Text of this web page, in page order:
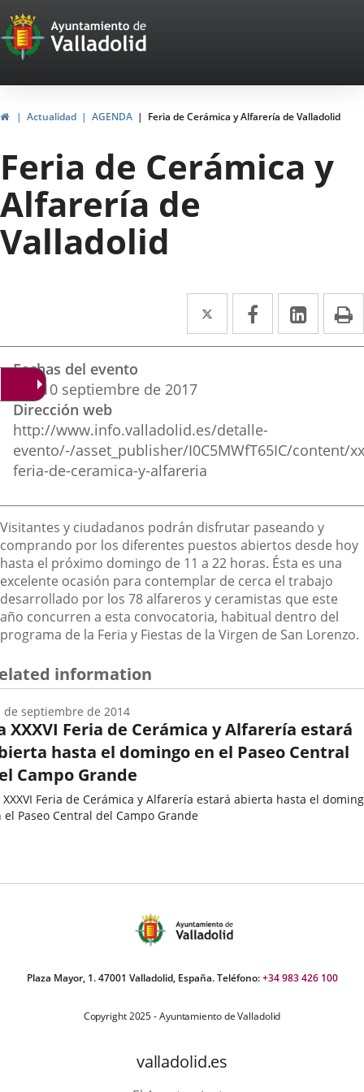
Portal
Web
del
Ayuntamiento
de
Valladolid
HomeActualidad AGENDA Feria de Cerámica y Alfarería de Valladolid
Feria de Cerámica y
Alfarería de
Valladolid
Twitter
Enlace
a
externa.
Facebook
Enlace
a
Enlace
a
del
evento
Fechas del evento
al10 septiembre de 2017
Dirección web
http://www.info.valladolid.es/detalle-
evento/-/asset_publisher/I0C5MWfT65IC/content/
feria-de-ceramica-y-alfareria
Descripción
Visitantes y ciudadanos podrán disfrutar paseando y
comprando por los diferentes puestos abiertos desde hoy
hasta el próximo domingo de 11 a 22 horas. Ésta es una
excelente ocasión para contemplar de cerca el trabajo
desarrollado por los 78 alfareros y ceramistas que este
año concurren a esta convocatoria, habitual dentro del
programa de la Feria y Fiestas de la Virgen de San Lorenzo.
information
XXXVI Feria de Cerámica y Alfarería estará
hasta el domingo en el Paseo Central
Campo Grande
XXXVI Feria de Cerámica y Alfarería estará abierta hasta el
el Paseo Central del Campo Grande
de septiembre de 2014
Plaza Mayor, 1. 47001 Valladolid, España. Teléfono:+34 983 426 100
Copyright 2025 - Ayuntamiento de Valladolid
valladolid.es